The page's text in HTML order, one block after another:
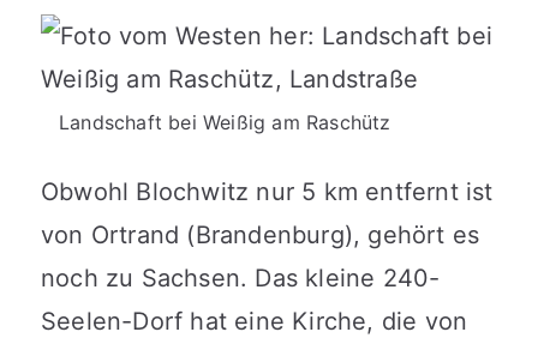
Landschaft bei Weißig am Raschütz
Obwohl Blochwitz nur 5 km entfernt ist
von Ortrand (Brandenburg), gehört es
noch zu Sachsen. Das kleine 240-
Seelen-Dorf hat eine Kirche, die von